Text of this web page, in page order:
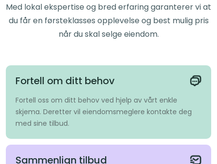
Med lokal ekspertise og bred erfaring garanterer vi at
du får en førsteklasses opplevelse og best mulig pris
når du skal selge eiendom.
Fortell om ditt behov
Fortell oss om ditt behov ved hjelp av vårt enkle
skjema. Deretter vil eiendomsmeglere kontakte deg
med sine tilbud.
Sammenlign tilbud